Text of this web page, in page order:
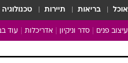
אוכל בריאות תיירות טכנולוגיה
עיצוב פנים סדר וניקיון אדריכלות עוד